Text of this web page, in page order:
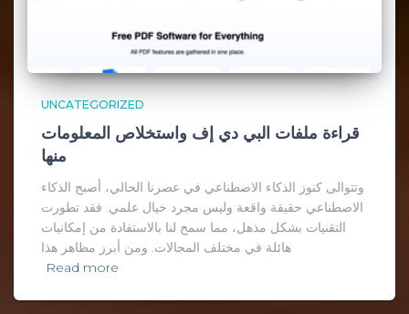
UNCATEGORIZED
قراءة ملفات البي دي إف واستخلاص المعلومات
منها
وتتوالى كنوز الذكاء الاصطناعي في عصرنا الحالي، أصبح الذكاء
الاصطناعي حقيقة واقعة وليس مجرد خيال علمي. فقد تطورت
التقنيات بشكل مذهل، مما سمح لنا بالاستفادة من إمكانيات
هائلة في مختلف المجالات. ومن أبرز مظاهر هذا
Read more